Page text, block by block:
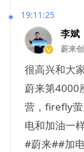
19:11:25
李斌
蔚来
很高兴和大
蔚来第4000
营，firefly萤
电和加油一
#蔚来##加